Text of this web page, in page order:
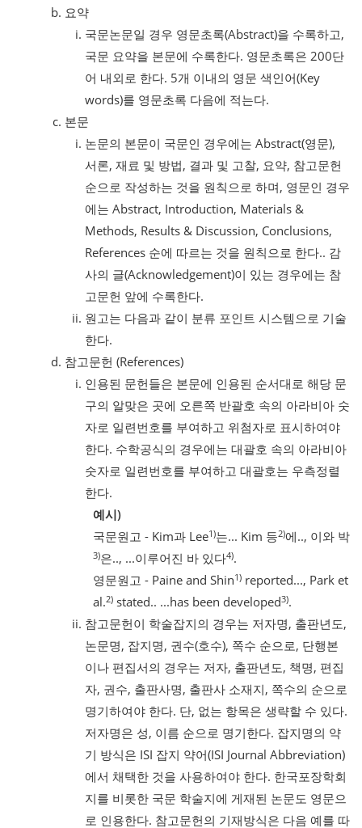
요약
국문논문일 경우 영문초록(Abstract)을 수록하고,
국문 요약을 본문에 수록한다. 영문초록은 200단
어 내외로 한다. 5개 이내의 영문 색인어(Key
words)를 영문초록 다음에 적는다.
본문
논문의 본문이 국문인 경우에는 Abstract(영문),
서론, 재료 및 방법, 결과 및 고찰, 요약, 참고문헌
순으로 작성하는 것을 원칙으로 하며, 영문인 경우
에는 Abstract, Introduction, Materials &
Methods, Results & Discussion, Conclusions,
References 순에 따르는 것을 원칙으로 한다.. 감
사의 글(Acknowledgement)이 있는 경우에는 참
고문헌 앞에 수록한다.
원고는 다음과 같이 분류 포인트 시스템으로 기술
한다.
참고문헌 (References)
인용된 문헌들은 본문에 인용된 순서대로 해당 문
구의 알맞은 곳에 오른쪽 반괄호 속의 아라비아 숫
자로 일련번호를 부여하고 위첨자로 표시하여야
한다. 수학공식의 경우에는 대괄호 속의 아라비아
숫자로 일련번호를 부여하고 대괄호는 우측정렬
한다.
예시)
국문원고 - Kim과 Lee1)는... Kim 등2)에.., 이와 박
3)은.., ...이루어진 바 있다4).
영문원고 - Paine and Shin1) reported..., Park et
al.2) stated.. ...has been developed3).
참고문헌이 학술잡지의 경우는 저자명, 출판년도,
논문명, 잡지명, 권수(호수), 쪽수 순으로, 단행본
이나 편집서의 경우는 저자, 출판년도, 책명, 편집
자, 권수, 출판사명, 출판사 소재지, 쪽수의 순으로
명기하여야 한다. 단, 없는 항목은 생략할 수 있다.
저자명은 성, 이름 순으로 명기한다. 잡지명의 약
기 방식은 ISI 잡지 약어(ISI Journal Abbreviation)
에서 채택한 것을 사용하여야 한다. 한국포장학회
지를 비롯한 국문 학술지에 게재된 논문도 영문으
로 인용한다. 참고문헌의 기재방식은 다음 예를 따